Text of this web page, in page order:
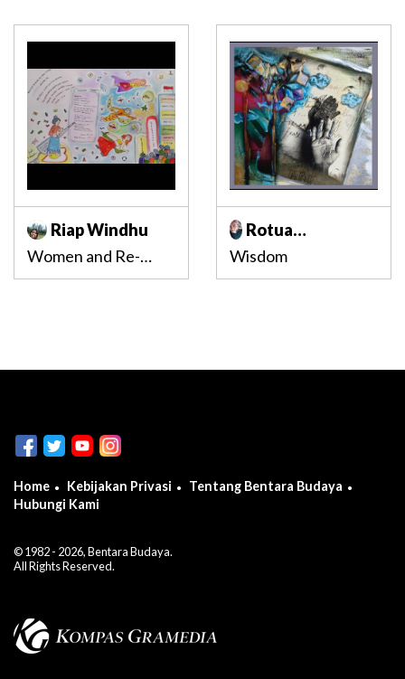
Riap Windhu
Women and Re-
identity
Rotua
Magdalena P.
Agung
Wisdom
Home Kebijakan Privasi
Tentang Bentara Budaya
Hubungi Kami
© 1982 - 2026, Bentara Budaya.
All Rights Reserved.